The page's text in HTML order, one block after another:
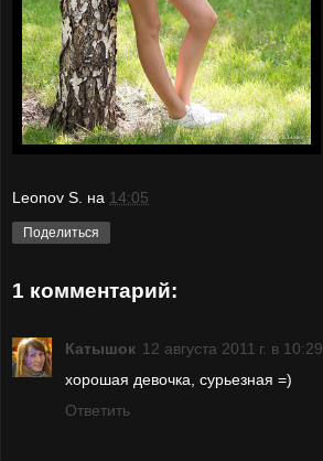
Leonov S. на 14:05
Поделиться
1 комментарий:
Катышок 12 августа 2011 г. в 10:29
хорошая девочка, сурьезная =)
Ответить